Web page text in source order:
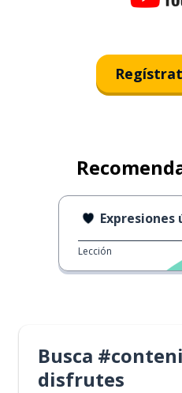
Expresiones
Lección
Busca
disfrutes